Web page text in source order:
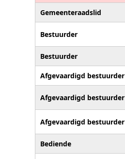
Gemeenteraadslid
Bestuurder
Bestuurder
Afgevaardigd bestuurder
Afgevaardigd bestuurder
Afgevaardigd bestuurder
Bediende